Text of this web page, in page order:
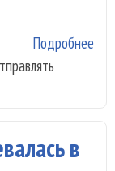
Подробнее
в